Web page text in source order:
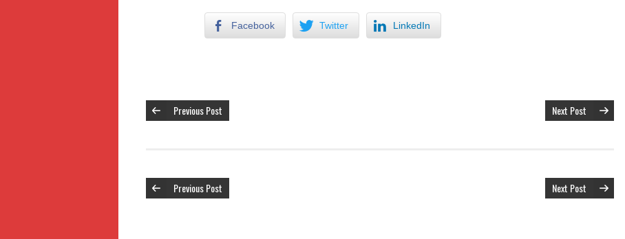
Facebook Twitter LinkedIn
Next Post
Previous Post
Next Post
Previous Post